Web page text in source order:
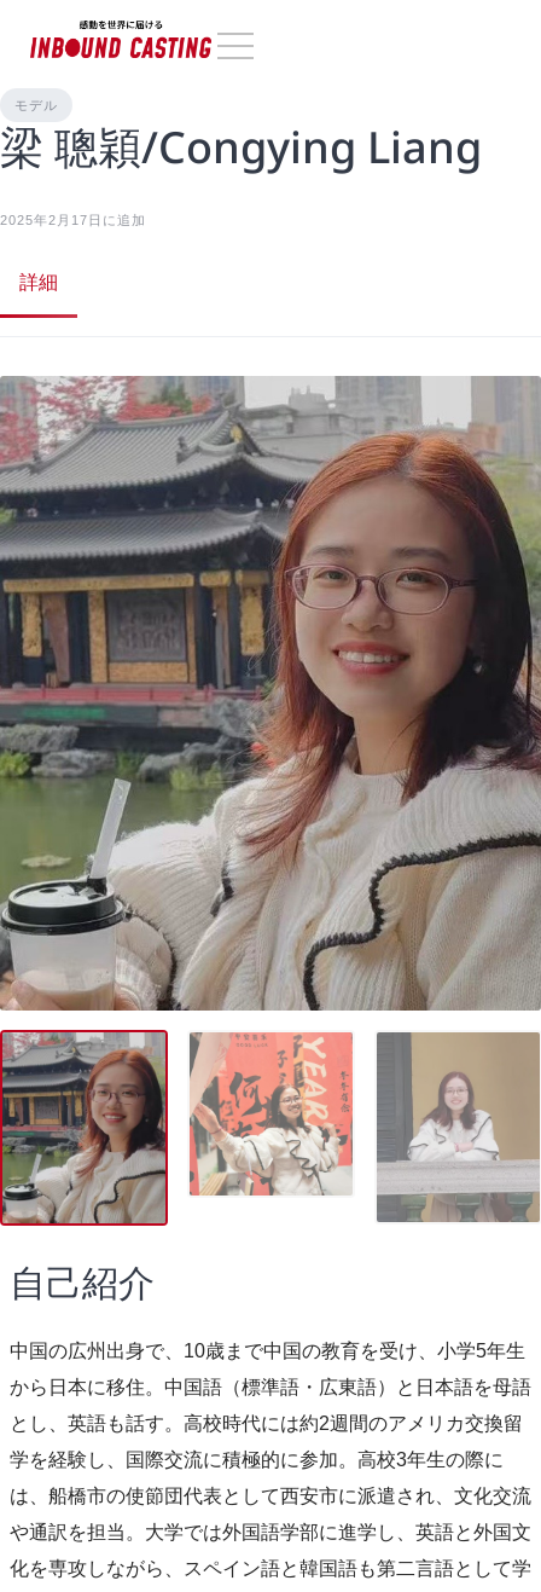
モデル
梁 聰穎/Congying Liang
2025年2月17日に追加
詳細
自己紹介
中国の広州出身で、10歳まで中国の教育を受け、小学5年生
から日本に移住。中国語（標準語・広東語）と日本語を母語
とし、英語も話す。高校時代には約2週間のアメリカ交換留
学を経験し、国際交流に積極的に参加。高校3年生の際に
は、船橋市の使節団代表として西安市に派遣され、文化交流
や通訳を担当。大学では外国語学部に進学し、英語と外国文
化を専攻しながら、スペイン語と韓国語も第二言語として学